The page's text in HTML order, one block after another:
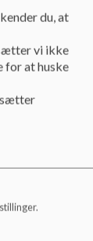
25/26
ledelsen.
du, at
vi ikke
for at huske
sætter